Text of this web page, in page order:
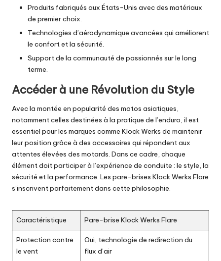
Produits fabriqués aux États-Unis avec des matériaux
de premier choix.
Technologies d’aérodynamique avancées qui améliorent
le confort et la sécurité.
Support de la communauté de passionnés sur le long
terme.
Accéder à une Révolution du Style
Avec la montée en popularité des motos asiatiques,
notamment celles destinées à la pratique de l’enduro, il est
essentiel pour les marques comme Klock Werks de maintenir
leur position grâce à des accessoires qui répondent aux
attentes élevées des motards. Dans ce cadre, chaque
élément doit participer à l’expérience de conduite : le style, la
sécurité et la performance. Les pare-brises Klock Werks Flare
s’inscrivent parfaitement dans cette philosophie.
Caractéristique Pare-brise Klock Werks Flare
Protection contre
le vent
Oui, technologie de redirection du
flux d’air